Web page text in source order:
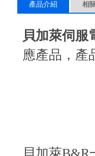
產品介紹 相
貝加萊伺服
應產品，產